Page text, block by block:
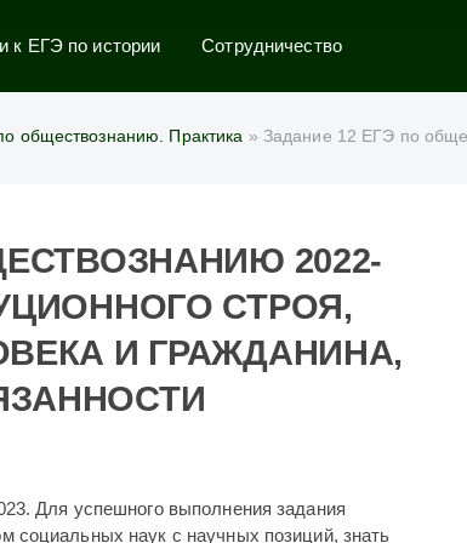
к ЕГЭ по истории Сотрудничество
обществознанию. Практика » Задание 12 ЕГЭ по обществознанию 2022-2023:
2022-
СТРОЯ,
И ГРАЖДАНИНА,
Для успешного выполнения задания
социальных наук с научных позиций, знать